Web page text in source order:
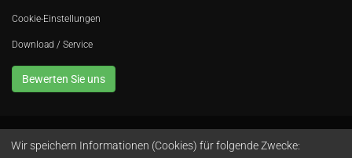
Cookie-Einstellungen
Download / Service
Bewerten Sie uns
Avola GmbH • In der Fleute 52 • 42389 Wuppertal • Telefon 0202 260 666 0
Wir speichern Informationen (Cookies) für folgende Zwecke: